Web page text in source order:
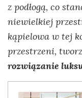
z podłogą, co
niewielkiej
kąpielowa w tej
przestrzeni,
rozwiązanie